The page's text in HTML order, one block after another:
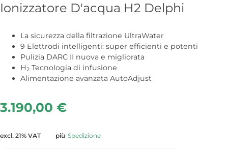
Ionizzatore D'acqua H2 Delphi
La sicurezza della filtrazione UltraWater
9 Elettrodi intelligenti: super efficienti e potenti
Pulizia DARC II nuova e migliorata
H2 Tecnologia di infusione
Alimentazione avanzata AutoAdjust
3.190,00 €
excl. 21% VAT più Spedizione